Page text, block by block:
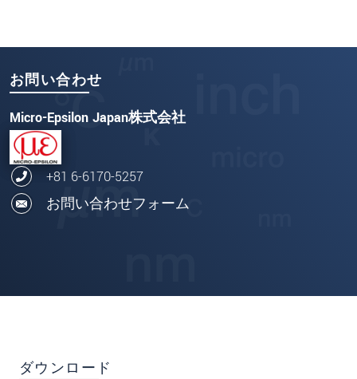
お問い合わせ
Micro-Epsilon Japan株式会社
+81 6-6170-5257
お問い合わせフォーム
ダウンロード